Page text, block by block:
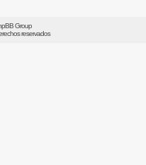
Group
reservados